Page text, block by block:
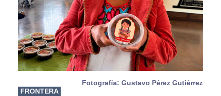
Fotografía: Gustavo Pérez Gutiérrez
FRONTERA